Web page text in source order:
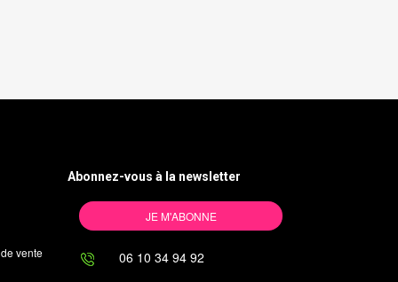
vente
Abonnez-vous à la newsletter
JE M'ABONNE
06 10 34 94 92